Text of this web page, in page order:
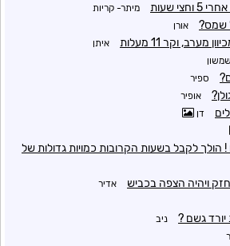
שעות מיתר- קריות
שמס? אורן
וקר 11 מעלות איתן
שמשון
ספיר
אופיר
דן
! הולך לקבל בשעות הקרובות כמויות גדולות של
ויהיה הצפה בכביש אדיר
גשם ? ניב